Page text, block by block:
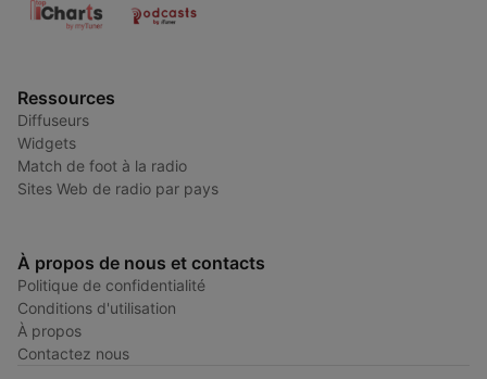
Ressources
Diffuseurs
Widgets
Match de foot à la radio
Sites Web de radio par pays
À propos de nous et contacts
Politique de confidentialité
Conditions d'utilisation
À propos
Contactez nous